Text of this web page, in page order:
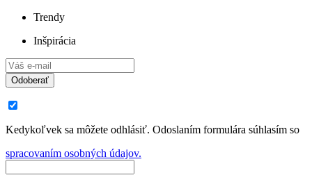
Trendy
Inšpirácia
Odoberať
Kedykoľvek sa môžete odhlásiť. Odoslaním formulára súhlasím so
spracovaním osobných údajov.